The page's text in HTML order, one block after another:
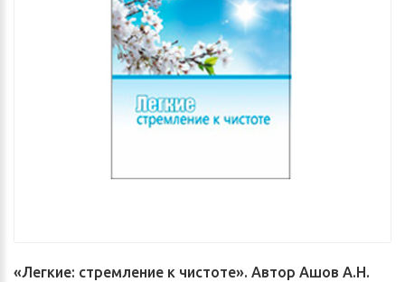
«Легкие: стремление к чистоте». Автор Ашов А.Н.